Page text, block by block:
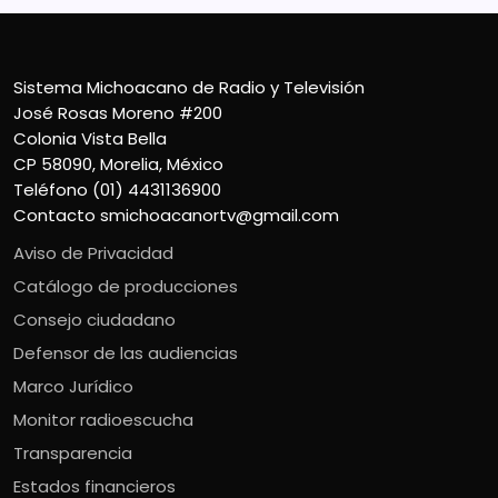
Sistema Michoacano de Radio y Televisión
José Rosas Moreno #200
Colonia Vista Bella
CP 58090, Morelia, México
Teléfono (01) 4431136900
Contacto smichoacanortv@gmail.com
Aviso de Privacidad
Catálogo de producciones
Consejo ciudadano
Defensor de las audiencias
Marco Jurídico
Monitor radioescucha
Transparencia
Estados financieros